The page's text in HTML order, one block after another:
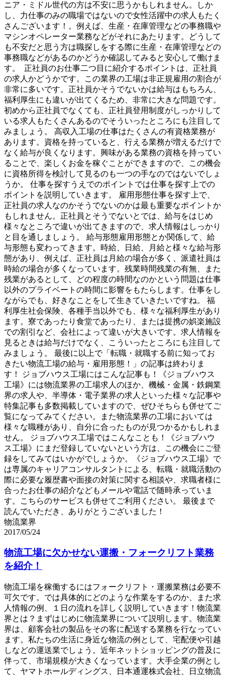
ニア・ミドル世代の方は不安に思うかもしれません。しか
し、力仕事のみの職場ではないので女性活躍中の求人もたく
さんございます！。例えば、生産・在庫管理などの事務職や
マシンオペレーター業務などがそれにあたります。どうして
も不安だと思う方は職探しをする際に生産・在庫管理などの
事務職などがあるのかどうか確認してみると安心して働けま
す。 正社員のお仕事二つ目に紹介するポイントは、正社員
の求人かどうかです。この業界の工場は非正規雇用の割合が
非常に多いです。正社員かそうでないかは給与はもちろん、
福利厚生にも違いが出てくるため、非常に大きな問題です。
初めから正社員でなくても、正社員登用制度がしっかりして
いる求人もたくさんあるのでそういったところにも注目して
みましょう。 高収入工場の仕事はたくさんの有資格業務が
あります。資格を持っていると、行える業務が増えるだけで
なく給与が良くなります。興味がある業務の資格を持ってい
ることで、楽しくお金を稼ぐことができますので、この機会
に資格所得を検討して見るのも一つの手なのではないでしょ
うか。 仕事を探すうえでのポイントでは仕事を探す上での
ポイントを説明していきます。 雇用形態仕事を探す上で、
正社員の求人なのかそうでないのかは最も重要なポイントか
もしれません。正社員とそうでないとでは、給与をはじめ
様々なところで違いが出てきますので、求人情報はしっかり
と目を通しましょう。 給与形態雇用形態とか関係して、給
与形態も変わってきます。時給、日給、月給と様々な給与形
態があり、例えば、正社員は月給の場合が多く、派遣社員は
時給の場合が多くなっています。残業時間残業の有無、また
残業があるとして、どの程度の時間なのかという問題は仕事
以外のプライベートの時間に影響をもたらします。仕事をし
ながらでも、好きなことをして生きていきたいですね。 福
利厚生社会保険、各種手当以外でも、様々な福利厚生があり
ます。寮であったり食堂であったり、または提携の娯楽施設
での割引など、会社によって違いが大きいです。求人情報を
見るときは給与だけでなく、こういったところにも注目して
みましょう。 最後に以上で「転職・就職する前に知ってお
きたい物流工場の給与・雇用形態！」の記事は終わりま
す！ ジョブハウス工場にはこんな記事も！《ジョブハウス
工場》には物流業界の工場求人のほか、機械・金属・鉄鋼業
界の求人や、半導体・電子業界の求人といった様々な記事や
特集記事も多数掲載していますので、ぜひそちらも併せてご
覧になってみてください。また物流業界の工場においては
様々な職種があり、自分に合ったものが見つかるかもしれま
せん。 ジョブハウス工場ではこんなことも！《ジョブハウ
ス工場》にまだ登録していないという方は、この機会にご登
録をしてみてはいかがでしょうか。《ジョブハウス工場》で
は専属のキャリアコンサルタントによる、転職・就職活動の
際に必要な履歴書や面接の対策に関する相談や、求職者様に
合ったお仕事の紹介などもメールや電話で随時承っていま
す。こちらのサービスも併せてご利用ください。 最後まで
読んでいただき、ありがとうございました！
物流業界
2017/05/24
物流工場に欠かせない運搬・フォークリフト業務
を紹介！
物流工場を稼働するにはフォークリフト・運搬業務は必要不
可欠です。では具体的にどのような作業をするのか、また求
人情報の例、１日の流れを詳しく説明していきます！物流業
界とは？まずはじめに物流業界について説明します。物流業
界は、顧客会社の製品をその客に配送する業務を行なってい
ます。私たちの生活に身近な物流の例として、宅配便や引越
しなどの運送業でしょう。近年ネットショッピングの普及に
伴って、市場規模が大きくなっています。大手企業の例とし
て、ヤマトホールディングス、日本通運株式会社、日立物流